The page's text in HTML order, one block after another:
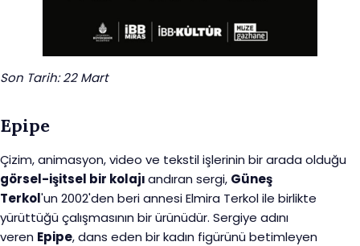
Son Tarih: 22 Mart
Epipe
Çizim, animasyon, video ve tekstil işlerinin bir arada olduğu
görsel-işitsel bir kolajıandıran sergi, Güneş
Terkol'un 2002'den beri annesi Elmira Terkol ile birlikte
yürüttüğü çalışmasının bir ürünüdür. Sergiye adını
veren Epipe, dans eden bir kadın figürünü betimleyen